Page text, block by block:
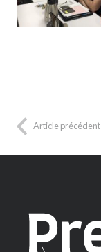
Article précédent